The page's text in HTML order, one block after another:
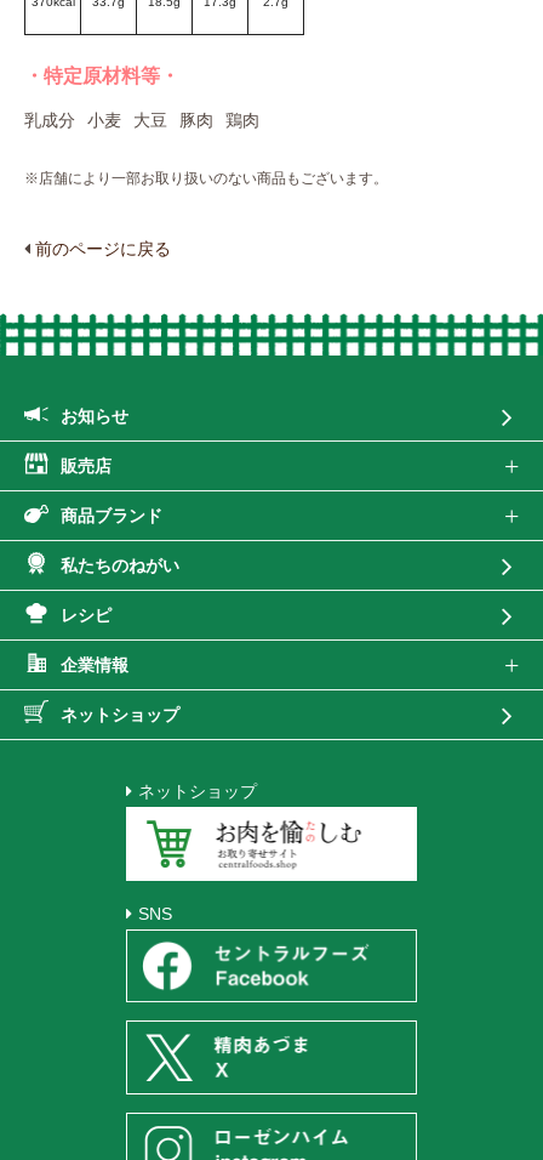
・特定原材料等・
乳成分 小麦 大豆 豚肉 鶏肉
※店舗により一部お取り扱いのない商品もございます。
前のページに戻る
お知らせ
販売店
商品ブランド
私たちのねがい
レシピ
企業情報
ネットショップ
ネットショップ
SNS